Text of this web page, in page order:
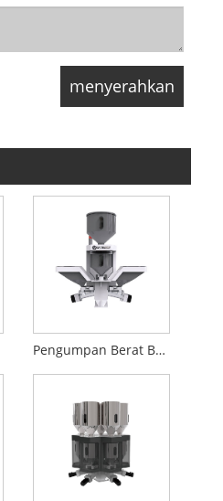
Pengumpan Berat Badan